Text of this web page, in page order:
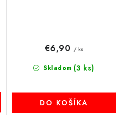
Skladom (3 ks)
€6,90 / ks
DO KOŠÍKA